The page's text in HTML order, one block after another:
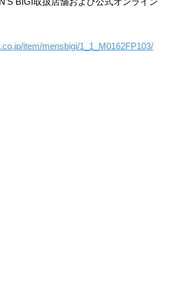
item/mensbigi/1_1_M0162FP103/